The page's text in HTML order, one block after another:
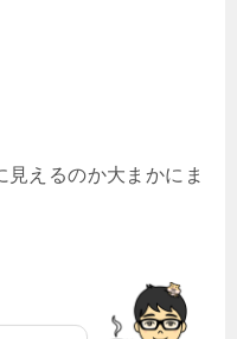
えるのか大まかにま